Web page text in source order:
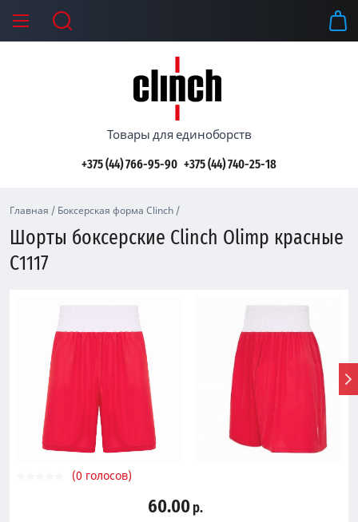
Товары для единоборств
+375 (44) 766-95-90 +375 (44) 740-25-18
Главная / Боксерская форма Clinch /
Шорты боксерские Clinch Olimp красные
C1117
(0 голосов)
60.00р.